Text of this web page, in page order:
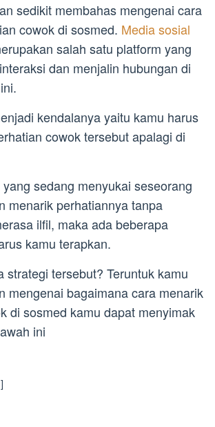
sedikit membahas mengenai cara
cowok di sosmed. Media sosial
salah satu platform yang
dan menjalin hubungan di
kendalanya yaitu kamu harus
cowok tersebut apalagi di
sedang menyukai seseorang
menarik perhatiannya tanpa
ilfil, maka ada beberapa
kamu terapkan.
strategi tersebut? Teruntuk kamu
mengenai bagaimana cara menarik
di sosmed kamu dapat menyimak
ini